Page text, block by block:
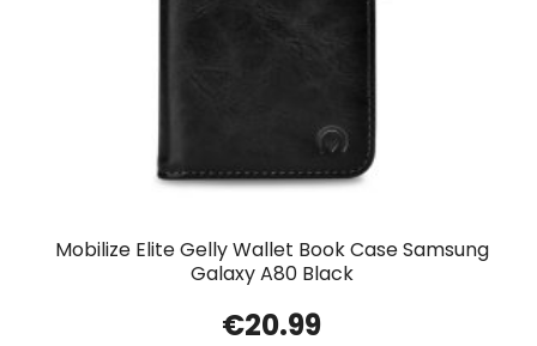
Mobilize Elite Gelly Wallet Book Case Samsung
Galaxy A80 Black
€20.99